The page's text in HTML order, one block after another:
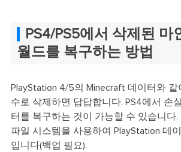
PS4/PS5에서 삭제된 마
월드를 복구하는 방법
PlayStation 4/5의 Minecraft 데이터와 같
수로 삭제하면 답답합니다. PS4에서 손
터를 복구하는 것이 가능할 수 있습니다.
파일 시스템을 사용하여 PlayStation 데
입니다(백업 필요).